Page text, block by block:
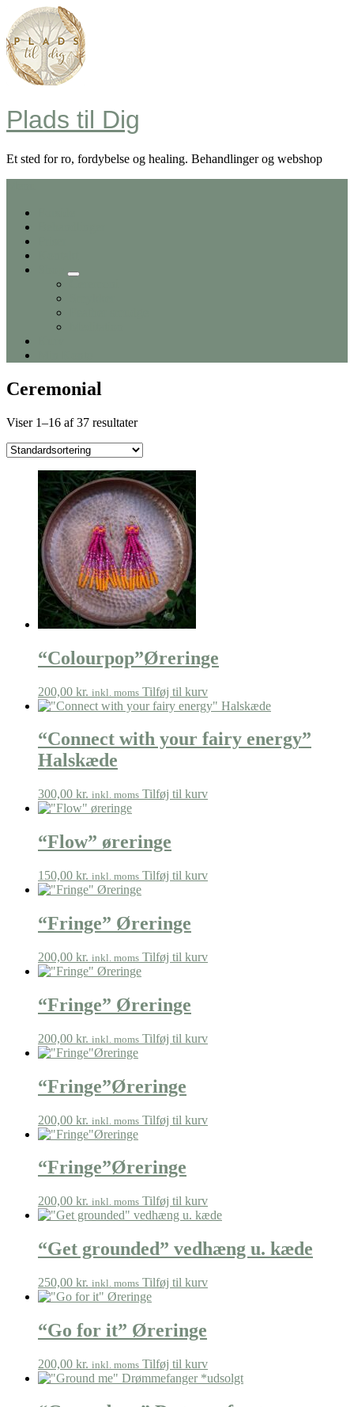
Skip
to
content
Plads til Dig
Et sted for ro, fordybelse og healing. Behandlinger og webshop
Ceremonial
Viser 1–16 af 37 resultater
“Colourpop”Øreringe
200,00 kr. inkl. moms Tilføj til kurv
“Connect with your fairy energy”
Halskæde
300,00 kr. inkl. moms Tilføj til kurv
“Flow” øreringe
150,00 kr. inkl. moms Tilføj til kurv
“Fringe” Øreringe
200,00 kr. inkl. moms Tilføj til kurv
“Fringe” Øreringe
200,00 kr. inkl. moms Tilføj til kurv
“Fringe”Øreringe
200,00 kr. inkl. moms Tilføj til kurv
“Fringe”Øreringe
200,00 kr. inkl. moms Tilføj til kurv
“Get grounded” vedhæng u. kæde
250,00 kr. inkl. moms Tilføj til kurv
“Go for it” Øreringe
200,00 kr. inkl. moms Tilføj til kurv